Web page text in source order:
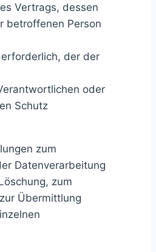
Vertrags, dessen
betroffenen Person
der der
oder
Schutz
zum
Datenverarbeitung
zum
Übermittlung